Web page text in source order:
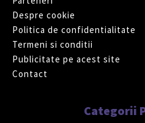
Despre cookie
Politica de confidentialitate
Termeni si conditii
Publicitate pe acest site
Contact
Categorii